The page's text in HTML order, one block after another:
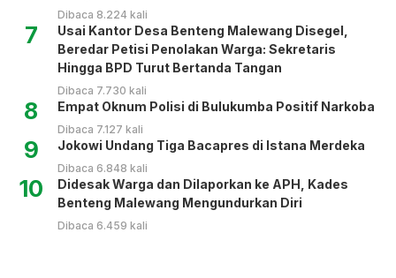
Dibaca 8.224 kali
7
Usai Kantor Desa Benteng Malewang Disegel,
Beredar Petisi Penolakan Warga: Sekretaris
Hingga BPD Turut Bertanda Tangan
Dibaca 7.730 kali
8 Empat Oknum Polisi di Bulukumba Positif Narkoba
Dibaca 7.127 kali
9 Jokowi Undang Tiga Bacapres di Istana Merdeka
Dibaca 6.848 kali
10
Didesak Warga dan Dilaporkan ke APH, Kades
Benteng Malewang Mengundurkan Diri
Dibaca 6.459 kali